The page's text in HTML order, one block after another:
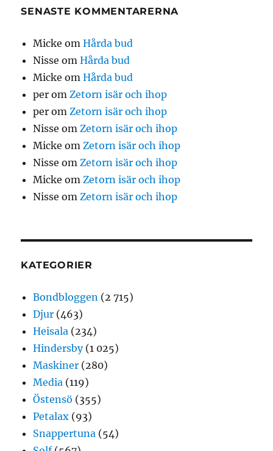
SENASTE KOMMENTARERNA
Micke omHårda bud
Nisse omHårda bud
Micke omHårda bud
per omZetorn isär och ihop
per omZetorn isär och ihop
Nisse omZetorn isär och ihop
Micke omZetorn isär och ihop
Nisse omZetorn isär och ihop
Micke omZetorn isär och ihop
Nisse omZetorn isär och ihop
KATEGORIER
Bondbloggen (2 715)
Djur (463)
Heisala (234)
Hindersby(1 025)
Maskiner (280)
Media (119)
Östensö (355)
Petalax (93)
Snappertuna (54)